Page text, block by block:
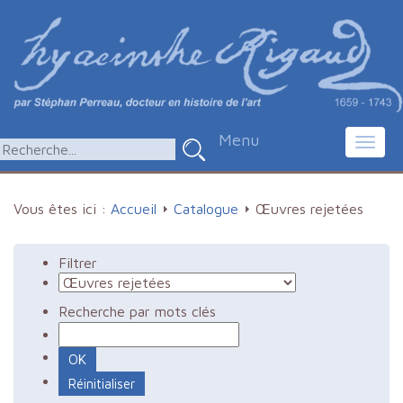
Menu
Vous êtes ici : Accueil Catalogue Œuvres rejetées
Filtrer
Recherche par mots clés